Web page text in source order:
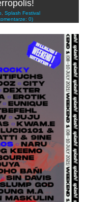
Splash Festival
0)